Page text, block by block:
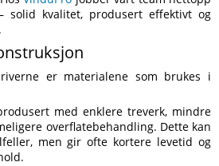
solid kvalitet, produsert effektivt og
er materialene som brukes i
med enklere treverk, mindre
overflatebehandling. Dette kan
men gir ofte kortere levetid og